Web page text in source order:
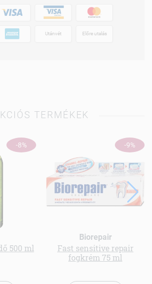
Utánvét Előre utalás
TERMÉKEK
-8%
500 ml
-9%
Biorepair
Fast sensitive repair
fogkrém 75 ml